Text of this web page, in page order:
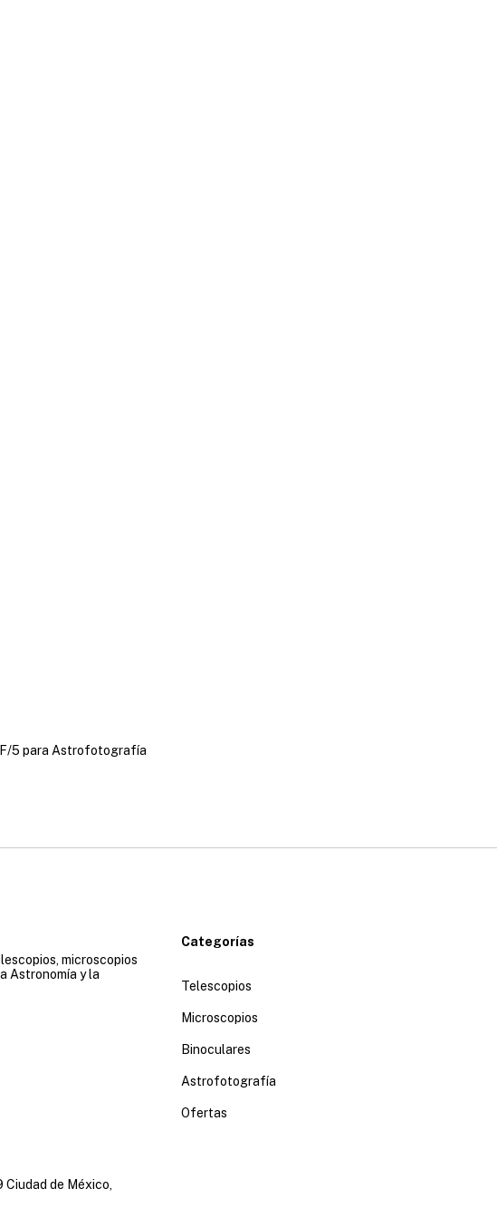
F/5 para Astrofotografía
microscopios
Astronomía y la
de México,
Categorías
Telescopios
Microscopios
Binoculares
Astrofotografía
Ofertas